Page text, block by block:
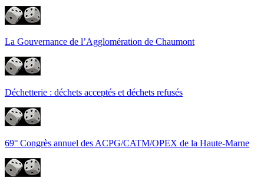
La Gouvernance de l’Agglomération de Chaumont
Déchetterie : déchets acceptés et déchets refusés
69° Congrès annuel des ACPG/CATM/OPEX de la Haute-Marne